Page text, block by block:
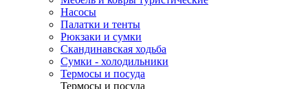
Насосы
Палатки и тенты
Рюкзаки и сумки
Скандинавская ходьба
Сумки - холодильники
Термосы и посуда
Термосы и посуда